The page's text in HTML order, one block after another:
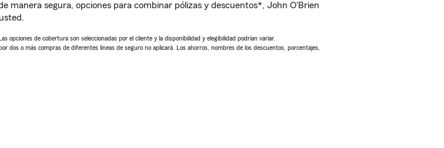
manera segura, opciones para combinar pólizas y descuentos*, John O'Brien
opciones de cobertura son seleccionadas por el cliente y la disponibilidad y elegibilidad podrían variar.
dos o más compras de diferentes líneas de seguro no aplicará. Los ahorros, nombres de los descuentos, porcentajes,